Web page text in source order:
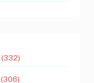
(332)
(306)